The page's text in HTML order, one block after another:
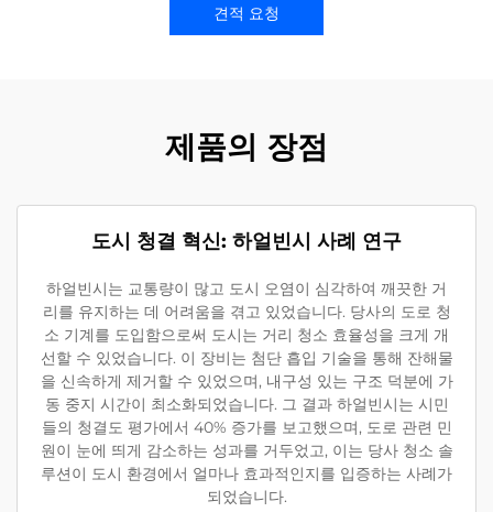
견적 요청
제품의 장점
도시 청결 혁신: 하얼빈시 사례 연구
하얼빈시는 교통량이 많고 도시 오염이 심각하여 깨끗한 거
리를 유지하는 데 어려움을 겪고 있었습니다. 당사의 도로 청
소 기계를 도입함으로써 도시는 거리 청소 효율성을 크게 개
선할 수 있었습니다. 이 장비는 첨단 흡입 기술을 통해 잔해물
을 신속하게 제거할 수 있었으며, 내구성 있는 구조 덕분에 가
동 중지 시간이 최소화되었습니다. 그 결과 하얼빈시는 시민
들의 청결도 평가에서 40% 증가를 보고했으며, 도로 관련 민
원이 눈에 띄게 감소하는 성과를 거두었고, 이는 당사 청소 솔
루션이 도시 환경에서 얼마나 효과적인지를 입증하는 사례가
되었습니다.